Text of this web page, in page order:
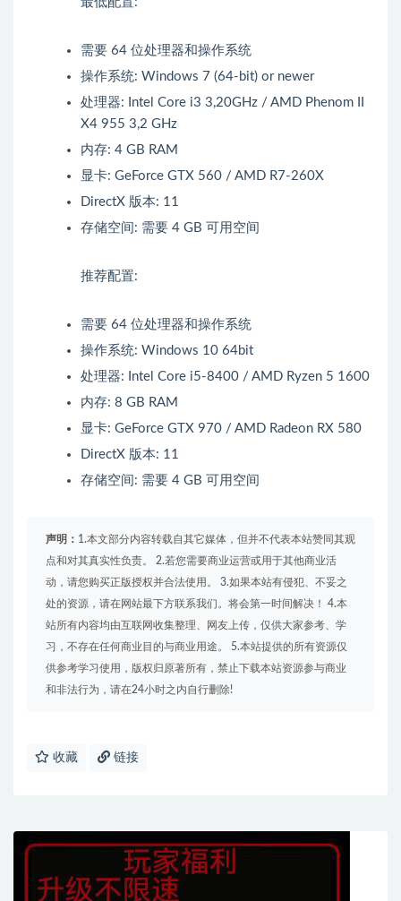
需要 64 位处理器和操作系统
操作系统: Windows 7 (64-bit) or newer
处理器: Intel Core i3 3,20GHz / AMD Phenom II
X4 955 3,2 GHz
内存: 4 GB RAM
显卡: GeForce GTX 560 / AMD R7-260X
DirectX 版本: 11
存储空间: 需要 4 GB 可用空间
推荐配置:
需要 64 位处理器和操作系统
操作系统: Windows 10 64bit
处理器: Intel Core i5-8400 / AMD Ryzen 5 1600
内存: 8 GB RAM
显卡: GeForce GTX 970 / AMD Radeon RX 580
DirectX 版本: 11
存储空间: 需要 4 GB 可用空间
声明： 1.本文部分内容转载自其它媒体，但并不代表本站赞同其观
点和对其真实性负责。 2.若您需要商业运营或用于其他商业活
动，请您购买正版授权并合法使用。 3.如果本站有侵犯、不妥之
处的资源，请在网站最下方联系我们。将会第一时间解决！ 4.本
站所有内容均由互联网收集整理、网友上传，仅供大家参考、学
习，不存在任何商业目的与商业用途。 5.本站提供的所有资源仅
供参考学习使用，版权归原著所有，禁止下载本站资源参与商业
和非法行为，请在24小时之内自行删除!
收藏 链接